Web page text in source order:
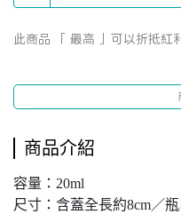
此商品 「 最高 」可以折抵紅利
商品介紹
容量：20ml
尺寸：含蓋全長約8cm／